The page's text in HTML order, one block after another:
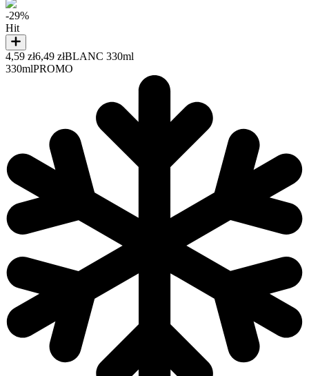
-29%
Hit
4,59 zł6,49 złBLANC 330ml
330mlPROMO